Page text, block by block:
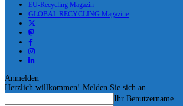
EU-Recycling Magazin
GLOBAL RECYCLING Magazine
Anmelden
Herzlich willkommen! Melden Sie sich an
Ihr Benutzername